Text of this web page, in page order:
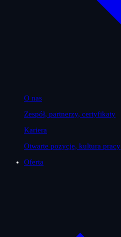
O nas
Zespół, partnerzy, certyfikaty
Kariera
Otwarte pozycje, kultura pracy
Oferta